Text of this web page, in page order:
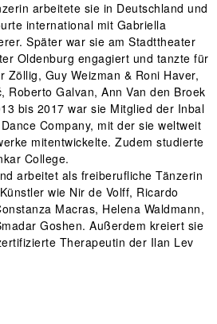
arbeitete sie in Deutschland und
international mit Gabriella
Später war sie am Stadttheater
Oldenburg engagiert und tanzte für
Zöllig, Guy Weizman & Roni Haver,
Roberto Galvan, Ann Van den Broek
bis 2017 war sie Mitglied der Inbal
Company, mit der sie weltweit
mitentwickelte. Zudem studierte
College.
arbeitet als freiberufliche Tänzerin
wie Nir de Volff, Ricardo
Macras, Helena Waldmann,
Goshen. Außerdem kreiert sie
Therapeutin der Ilan Lev